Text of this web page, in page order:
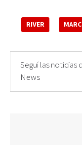
RIVER
Seguí las noticias
News